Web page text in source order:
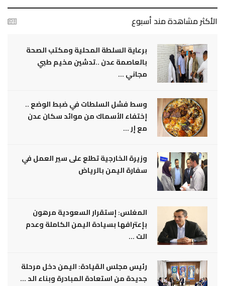
الأكثر مشاهدة مند أسبوع
برعاية السلطة المحلية ومكتب الصحة
بالعاصمة عدن ..تدشين مخيم طبي
مجاني ...
وسط فشل السلطات في ضبط الوضع ..
إختفاء الأسماك من موائد سكان عدن
مع إر ...
وزيرة الخارجية تطلع على سير العمل في
سفارة اليمن بالرياض
المغلس: إستقرار السعودية مرهون
بإعترافها بسيادة اليمن الكاملة وعدم
الت ...
رئيس مجلس القيادة: اليمن دخل مرحلة
جديدة من استعادة المبادرة وبناء الد ...